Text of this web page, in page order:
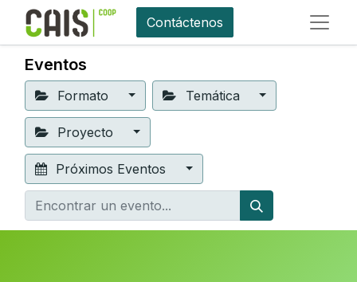
Contáctenos
Eventos
Formato Temática
Proyecto
Próximos Eventos